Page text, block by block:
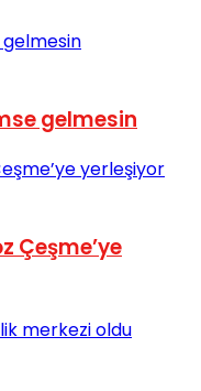
gelmesin
Çeşme’ye